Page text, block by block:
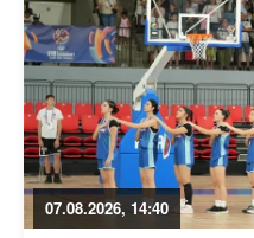
07.08.2026, 14:40